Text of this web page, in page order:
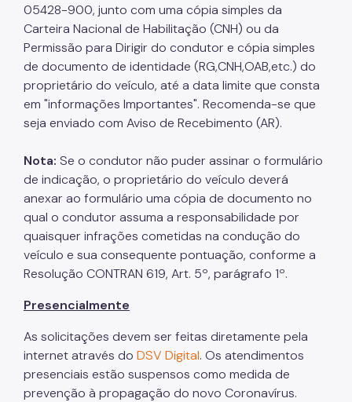
05428-900, junto com uma cópia simples da
Carteira Nacional de Habilitação (CNH) ou da
Permissão para Dirigir do condutor e cópia simples
de documento de identidade (RG,CNH,OAB,etc.) do
proprietário do veículo, até a data limite que consta
em "informações Importantes". Recomenda-se que
seja enviado com Aviso de Recebimento (AR).
Nota: Se o condutor não puder assinar o formulário
de indicação, o proprietário do veículo deverá
anexar ao formulário uma cópia de documento no
qual o condutor assuma a responsabilidade por
quaisquer infrações cometidas na condução do
veículo e sua consequente pontuação, conforme a
Resolução CONTRAN 619, Art. 5º, parágrafo 1º.
Presencialmente
As solicitações devem ser feitas diretamente pela
internet através do DSV Digital. Os atendimentos
presenciais estão suspensos como medida de
prevenção à propagação do novo Coronavírus.